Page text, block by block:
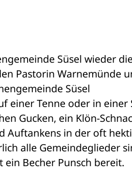
Süsel wieder die
Pastorin Warnemünde
Süsel
einer Tenne oder in einer
Gucken, ein Klön-
Auftankens in der oft
alle Gemeindeglieder
Becher Punsch bereit.